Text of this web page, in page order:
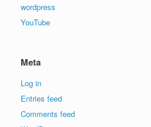
wordpress
YouTube
Meta
Log in
Entries feed
Comments feed